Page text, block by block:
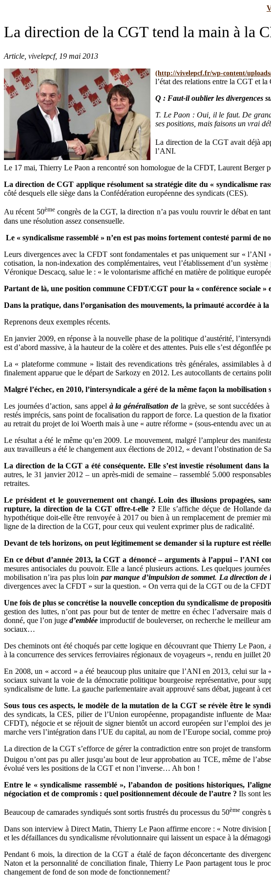
La direction de la CGT tend la main à la
Article, vivelepcf, 19 mai 2013
l’état des relations entre la CGT et
Q : Faut-il oublier les divergences
T. Le Paon : Oui, il le faut. De
ses positions, mais faisons un vrai
La direction de la CGT avait déjà
l’ANI.
Le 17 mai, Thierry Le Paon a rencontré son homologue de la CFDT, Laurent Berger
La direction de CGT applique résolument sa stratégie dite du « syndicalisme
côté desquels elle siège dans la Confédération européenne des syndicats (CES).
Au récent 50èmecongrès de la CGT, la direction n’a pas voulu rouvrir le débat en
dans une résolution assez consensuelle.
Le « syndicalisme rassemblé » n’en est pas moins fortement contesté parmi de
Leurs divergences avec la CFDT sont fondamentales et pas uniquement sur «
cotisation, la non-indexation des complémentaires, veut l’établissement d’un
Véronique Descacq, salue le : « le volontarisme affiché en matière de politique
Partant de là, une position commune CFDT/CGT pour la « conférence sociale »
Dans la pratique, dans l’organisation des mouvements, la primauté accordée à
Reprenons deux exemples récents.
En janvier 2009, en réponse à la nouvelle phase de la politique d’austérité,
est d’abord massive, à la hauteur de la colère et des attentes. Puis elle s’est
La « plateforme commune » listait des revendications très générales, assimilables à
finalement apparue que le départ de Sarkozy en 2012. Les autocollants de certains
Malgré l’échec, en 2010, l’intersyndicale a géré de la même façon la mobilisation
Les journées d’action, sans appel à la généralisation dela grève, se sont succédées
restés imprécis, sans point de focalisation du rapport de force. La question de la
au retrait du projet de loi Woerth mais à une « autre réforme » (sous-entendu avec un
Le résultat a été le même qu’en 2009. Le mouvement, malgré l’ampleur des
aux travailleurs a été le changement aux élections de 2012, « devant l’obstination de
La direction de la CGT a été conséquente. Elle s’est investie résolument dans
autres, le 31 janvier 2012 – un après-midi de semaine – rassemblé 5.000
retraites.
Le président et le gouvernement ont changé. Loin des illusions propagées,
rupture, la direction de la CGT offre-t-elle ?Elle s’affiche déçue de Hollande
hypothétique doit-elle être renvoyée à 2017 ou bien à un remplacement de premier
ligne de la direction de la CGT, pour ceux qui veulent exprimer plus de radicalité.
Devant de tels horizons, on peut légitimement se demander si la rupture est
En ce début d’année 2013, la CGT a dénoncé – arguments à l’appui – l’ANI
mesures antisociales du pouvoir. Elle a lancé plusieurs actions. Les quelques
mobilisation n’ira pas plus loin par manque d’impulsion de sommet. La direction de
divergences avec la CFDT » sur la question. « On verra qui de la CGT ou de la
Une fois de plus se concrétise la nouvelle conception du syndicalisme de
gestion des luttes, n’ont pas pour but de tenter de mettre en échec l’adversaire
donné, que l’on juge d’emblée improductif de bouleverser, on recherche le meilleur
sociaux…
Des cheminots ont été choqués par cette logique en découvrant que Thierry Le
à la concurrence des services ferroviaires régionaux de voyageurs », rendu en juillet
En 2008, un « accord » a été beaucoup plus unitaire que l’ANI en 2013, celui sur
sociaux suivant la voie de la démocratie politique bourgeoise représentative, pour
syndicalisme de lutte. La gauche parlementaire avait approuvé sans débat, jugeant à
Sous tous ces aspects, le modèle de la mutation de la CGT se révèle être le
des syndicats, la CES, pilier de l’Union européenne, propagandiste influente de
CFDT), négocie et se réjouit de signer bientôt un accord européen sur l’emploi des
marche vers l’intégration dans l’UE du capital, au nom de l’Europe social, comme
La direction de la CGT s’efforce de gérer la contradiction entre son projet de
Duigou n’ont pas pu aller jusqu’au bout de leur approbation au TCE, même de
évolué vers les positions de la CGT et non l’inverse… Ah bon !
Entre le « syndicalisme rassemblé », l’abandon de positions historiques,
négociation et de compromis : quel positionnement découle de l’autre ? Ils sont
Beaucoup de camarades syndiqués sont sortis frustrés du processus du 50ème congrès
Dans son interview à Direct Matin, Thierry Le Paon affirme encore : « Notre
et les défaillances du syndicalisme révolutionnaire qui laissent un espace à la
Pendant 6 mois, la direction de la CGT a étalé de façon déconcertante des
Naton et la personnalité de conciliation finale, Thierry Le Paon partagent tous le
changement de fond de son mode de fonctionnement?